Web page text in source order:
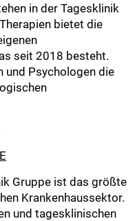
in der Tagesklinik
bietet die
seit 2018 besteht.
und Psychologen die
Gruppe ist das größte
Krankenhaussektor.
und tagesklinischen